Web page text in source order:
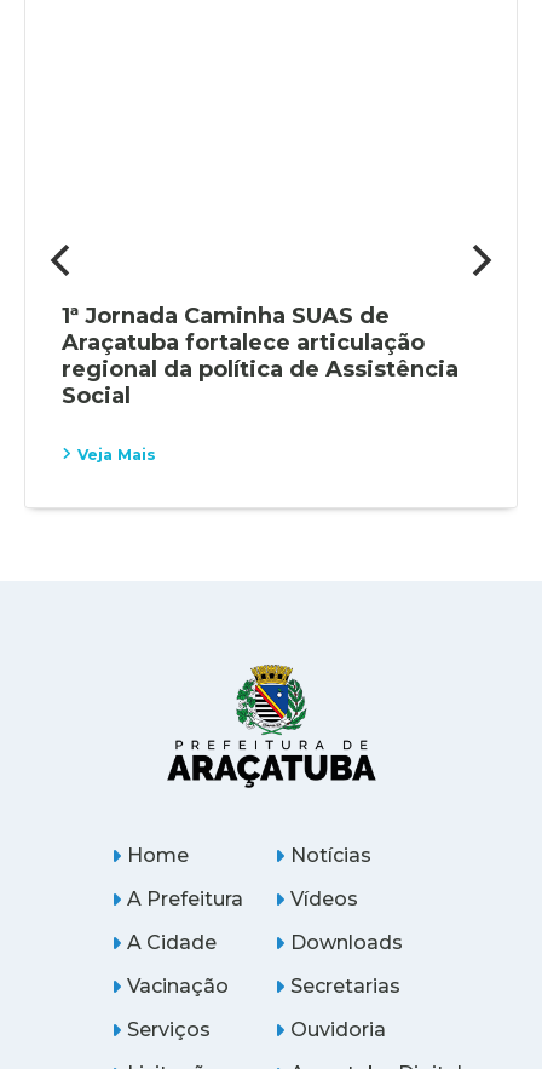
1ª Jornada Caminha SUAS de
Araçatuba fortalece articulação
regional da política de Assistência
Social
Veja Mais
Home
A Prefeitura
A Cidade
Notícias
Vídeos
Downloads
Vacinação
Serviços
Secretarias
Ouvidoria